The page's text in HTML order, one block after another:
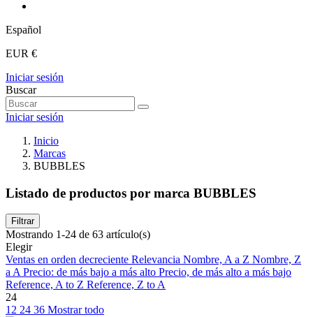
Español
EUR €
Iniciar sesión
Buscar
Iniciar sesión
Inicio
Marcas
BUBBLES
Listado de productos por marca BUBBLES
Filtrar
Mostrando 1-24 de 63 artículo(s)
Elegir
Ventas en orden decreciente Relevancia Nombre, A a Z Nombre, Z
a APrecio: de más bajo a más alto Precio, de más alto a más bajo
Reference, A to Z Reference, Z to A
24
12 24 36 Mostrar todo